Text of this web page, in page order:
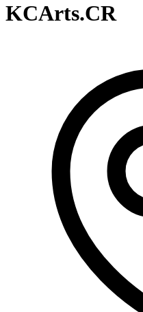
KCArts.CR